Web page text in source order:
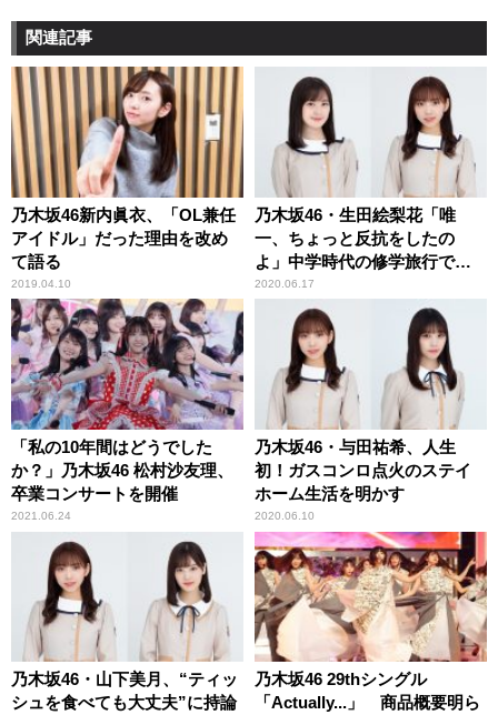
関連記事
乃木坂46新内眞衣、「OL兼任
アイドル」だった理由を改め
て語る
2019.04.10
乃木坂46・生田絵梨花「唯
一、ちょっと反抗をしたの
よ」中学時代の修学旅行で
の“サボり”を告白
2020.06.17
「私の10年間はどうでした
か？」乃木坂46 松村沙友理、
卒業コンサートを開催
2021.06.24
乃木坂46・与田祐希、人生
初！ガスコンロ点火のステイ
ホーム生活を明かす
2020.06.10
乃木坂46・山下美月、“ティッ
シュを食べても大丈夫”に持論
乃木坂46 29thシングル
「Actually...」 商品概要明ら